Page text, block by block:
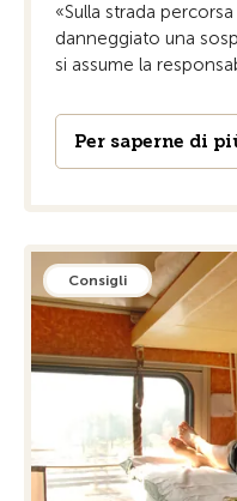
«Sulla strada
danneggiato una
si assume la
Per saperne di
Consigli